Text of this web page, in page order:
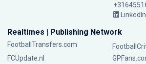
LinkedIn
Realtimes | Publishing Network
FootballTransfers.com
FCUpdate.nl